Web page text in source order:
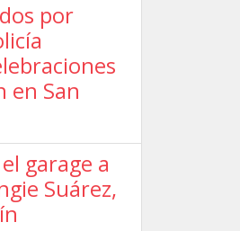
por
en San
garage a
Suárez,